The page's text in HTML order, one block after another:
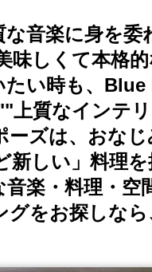
音楽に身を委
しくて本格
たい時も、
質なインテ
ズは、おな
しい」料理
楽・料理・空
をお探しな